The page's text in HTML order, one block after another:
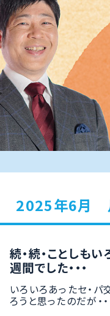
2025年6月
続・続・ことしも
週間でした・・・
いろいろあったセ・
ろうと思ったのだが・